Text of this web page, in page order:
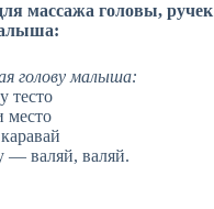
массажа головы, ручек
голову малыша:
тесто
место
— валяй, валяй.